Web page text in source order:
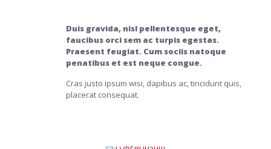
Duis gravida, nisl pellentesque eget,
faucibus orci sem ac turpis egestas.
Praesent feugiat. Cum sociis natoque
penatibus et est neque congue.
Cras justo ipsum wisi, dapibus ac, tincidunt quis,
placerat consequat.